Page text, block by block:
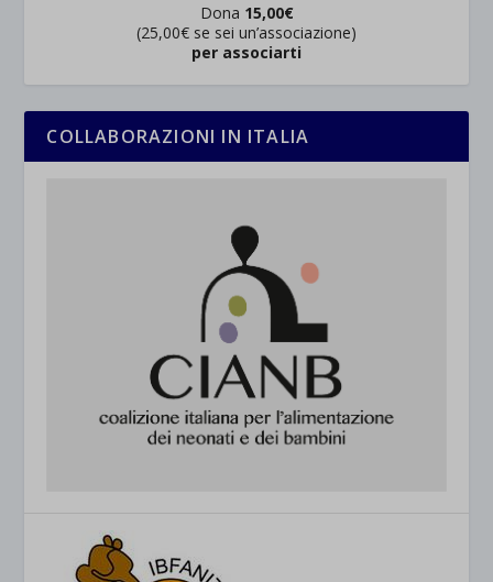
Dona 15,00€
(25,00€ se sei un’associazione)
per associarti
COLLABORAZIONI IN ITALIA